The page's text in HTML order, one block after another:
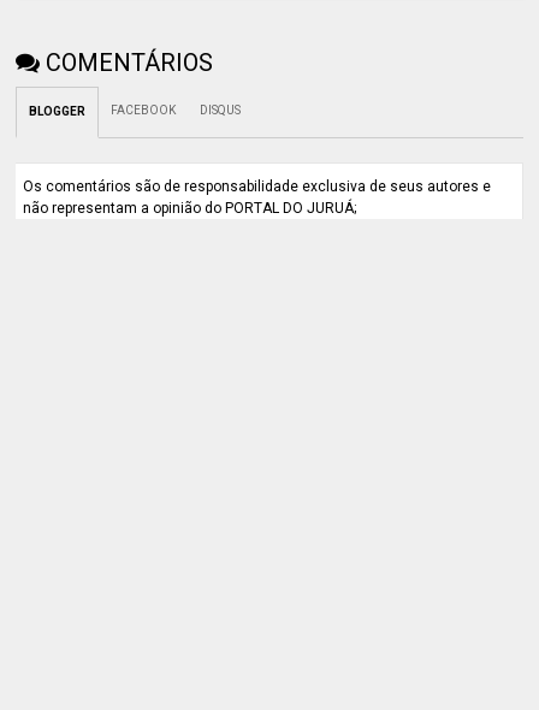
COMENTÁRIOS
BLOGGER FACEBOOK DISQUS
Os comentários são de responsabilidade exclusiva de seus autores e
não representam a opinião do PORTAL DO JURUÁ;